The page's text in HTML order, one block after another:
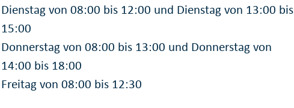
Dienstag von 08:00 bis 12:00 und Dienstag von 13:00 bis
15:00
Donnerstag von 08:00 bis 13:00 und Donnerstag von
14:00 bis 18:00
Freitag von 08:00 bis 12:30